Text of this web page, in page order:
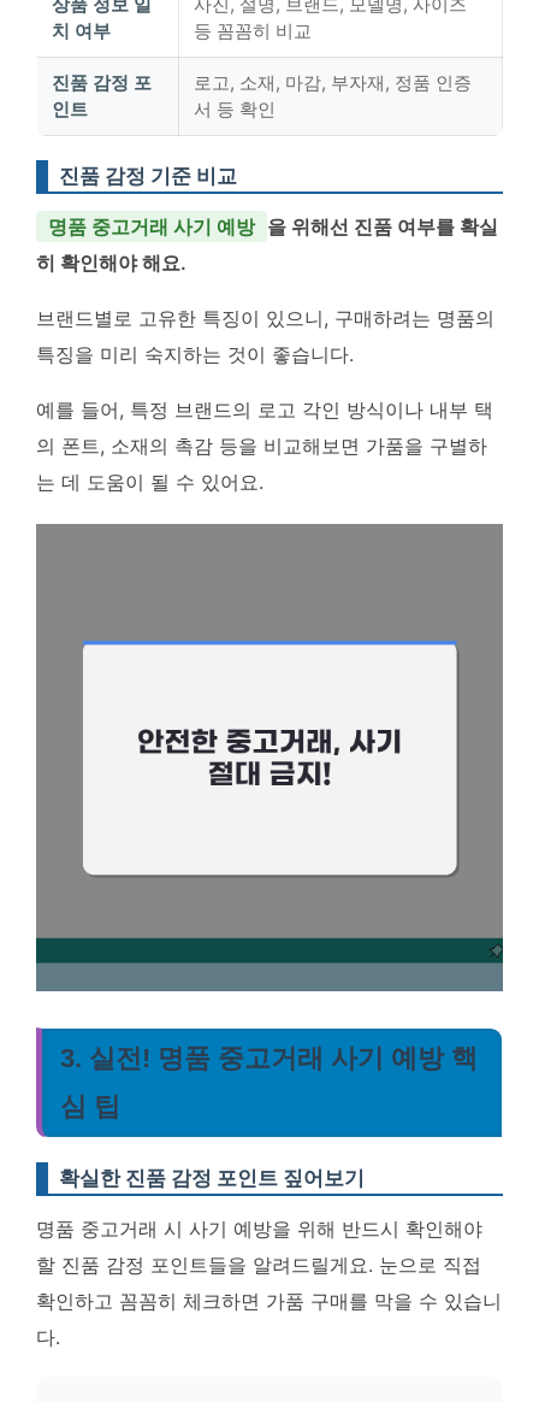
치 여부
등 꼼꼼히 비교
진품 감정 포
인트
로고, 소재, 마감, 부자재, 정품 인증
서 등 확인
진품 감정 기준 비교
명품 중고거래 사기 예방 을 위해선 진품 여부를 확실
히 확인해야 해요.
브랜드별로 고유한 특징이 있으니, 구매하려는 명품의
특징을 미리 숙지하는 것이 좋습니다.
예를 들어, 특정 브랜드의 로고 각인 방식이나 내부 택
의 폰트, 소재의 촉감 등을 비교해보면 가품을 구별하
는 데 도움이 될 수 있어요.
3. 실전! 명품 중고거래 사기 예방 핵
심 팁
확실한 진품 감정 포인트 짚어보기
명품 중고거래 시 사기 예방을 위해 반드시 확인해야
할 진품 감정 포인트들을 알려드릴게요. 눈으로 직접
확인하고 꼼꼼히 체크하면 가품 구매를 막을 수 있습니
다.